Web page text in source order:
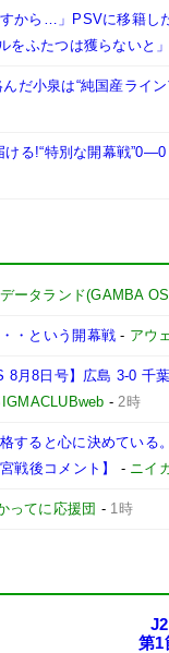
すから…」PSVに移籍し
をふたつは獲らないと
だ小泉は“純国産ライ
る!“特別な開幕戦
ータランド(GAMBA
・という開幕戦 - アウ
8月8日号】広島 3-0
-2時
すると心に決めてい
戦後コメント】
- ニイ
ってに応援団 - 1時
J2
第1